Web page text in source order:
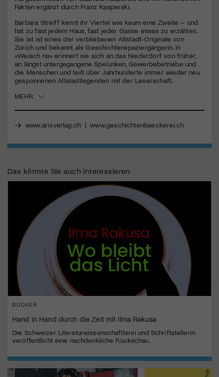
Fakten ergänzt durch Franz Kasperski.
Barbara Streiff kennt ihr Viertel wie kaum eine Zweite – und
hat zu fast jedem Haus, fast jeder Gasse etwas zu erzählen.
Sie ist ist eines der verbliebenen Altstadt-Originale von
Zürich und bekannt als Geschichtenspaziergängerin. In
«Weisch na» erinnert sie sich an das Niederdorf von früher,
an längst untergegangene Spelunken, Gewerbebetriebe und
die Menschen und teilt über Jahrhunderte immer wieder neu
gesponnenen Altstadtlegenden mit der Leserschaft.
MEHR
www.arisverlag.ch |www.geschichtenbaeckerei.ch
Das könnte Sie auch interessieren
BÜCHER
Hand in Hand durch die Zeit mit Ilma Rakusa
Die Schweizer Literaturwissenschaftlerin und Schriftstellerin
veröffentlicht eine nachdenkliche Rückschau.
Jetzt Mitglied werden